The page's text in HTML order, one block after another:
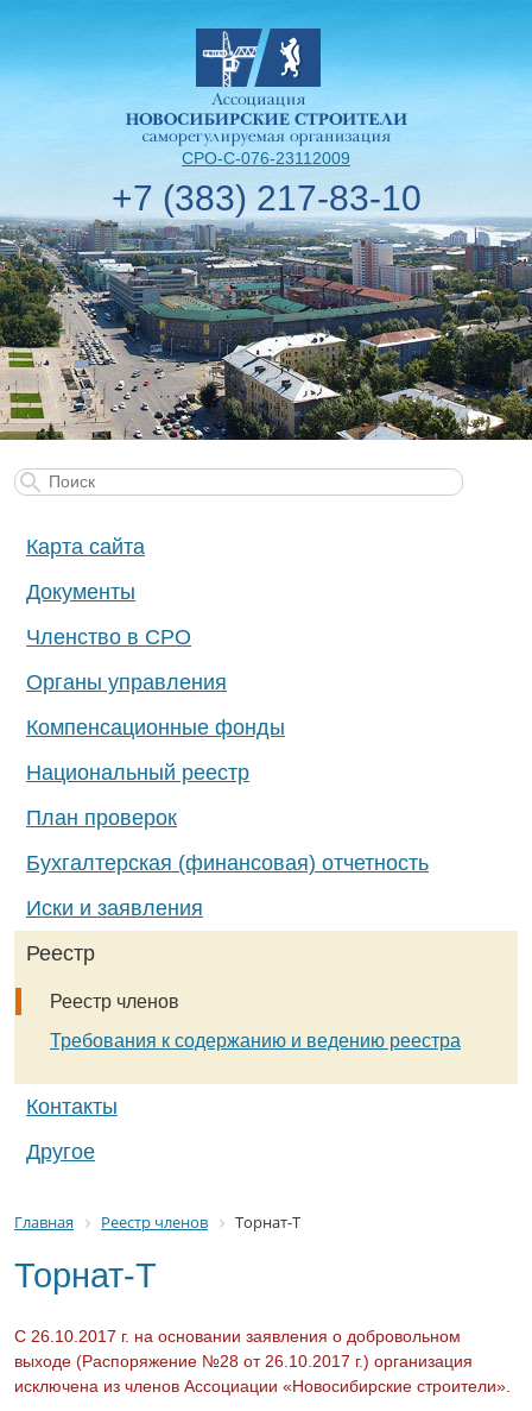
СРО-С-076-23112009
+7 (383) 217-83-10
Карта сайта
Документы
Членство в СРО
Органы управления
Компенсационные фонды
Национальный реестр
План проверок
Бухгалтерская (финансовая) отчетность
Иски и заявления
Реестр
Реестр членов
Требования к содержанию и ведению реестра
Контакты
Другое
Главная Реестр членов Торнат-Т
Торнат-Т
С 26.10.2017 г. на основании заявления о добровольном
выходе (Распоряжение №28 от 26.10.2017 г.) организация
исключена из членов Ассоциации «Новосибирские строители».